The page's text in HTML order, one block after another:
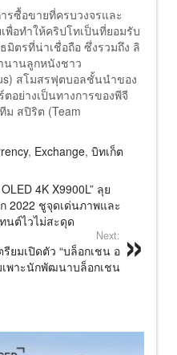
รซื้อขายที่ครบวงจรและ
พื่อทำให้คริปโทเป็นที่ยอมรับ
ตรที่น่าเชื่อถือ ซึ่งรวมถึง ลิ
นานลูกหนังชาว
สโมสรฟุตบอลชั้นนำของ
อย่างเป็นทางการของพีจี
ม สปิริต (Team
, Exchange, บิทเก็ต
4K X9900L” ลุย
2022 ชูจุดเด่นภาพและ
นต์ไวไม่สะดุด
Next:
ยมเปิดตัว “บล็อกเชน อ
เพาะนักพัฒนาบล็อกเชน